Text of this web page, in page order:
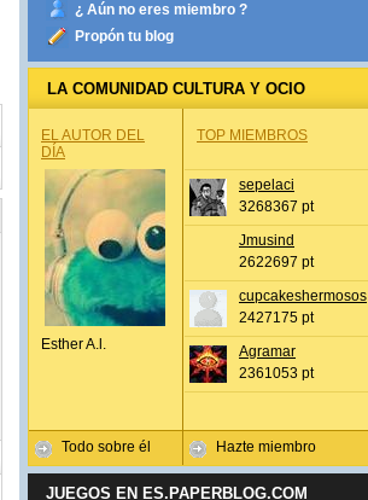
¿ Aún no eres miembro ?
Propón tu blog
LA COMUNIDAD CULTURA Y OCIO
EL AUTOR DEL
DÍA
Esther A.l.
Todo sobre él
TOP MIEMBROS
sepelaci
3268367 pt
Jmusind
2622697 pt
cupcakeshermosos
2427175 pt
Agramar
2361053 pt
Hazte miembro
JUEGOS EN ES.PAPERBLOG.COM